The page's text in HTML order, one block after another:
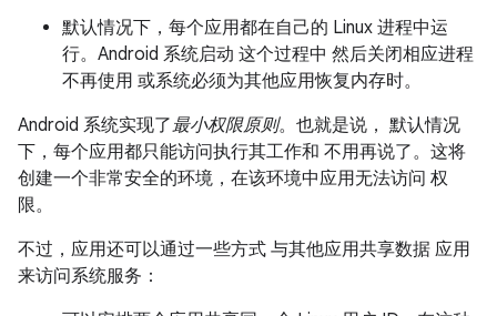
默认情况下，每个应用都在自己的 Linux 进程中运
行。Android 系统启动 这个过程中 然后关闭相应进程
不再使用 或系统必须为其他应用恢复内存时。
Android 系统实现了最小权限原则。也就是说， 默认情况
下，每个应用都只能访问执行其工作和 不用再说了。这将
创建一个非常安全的环境，在该环境中应用无法访问 权
限。
不过，应用还可以通过一些方式 与其他应用共享数据 应用
来访问系统服务：